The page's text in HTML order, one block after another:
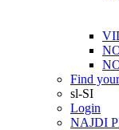
Find
sl-SI
Login
NAJDI